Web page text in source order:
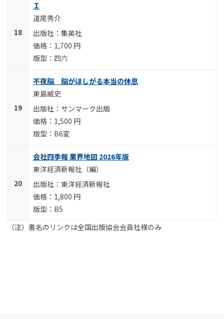
Ｉ
道尾秀介
集英社
1,700 円
四六
不夜脳 脳がほしがる本当の休息
東島威史
サンマーク出版
1,500 円
B6変
会社四季報 業界地図 2026年版
東洋経済新報社（編）
東洋経済新報社
1,800 円
B5
（注）書名のリンクは全国出版協会会員社様のみ